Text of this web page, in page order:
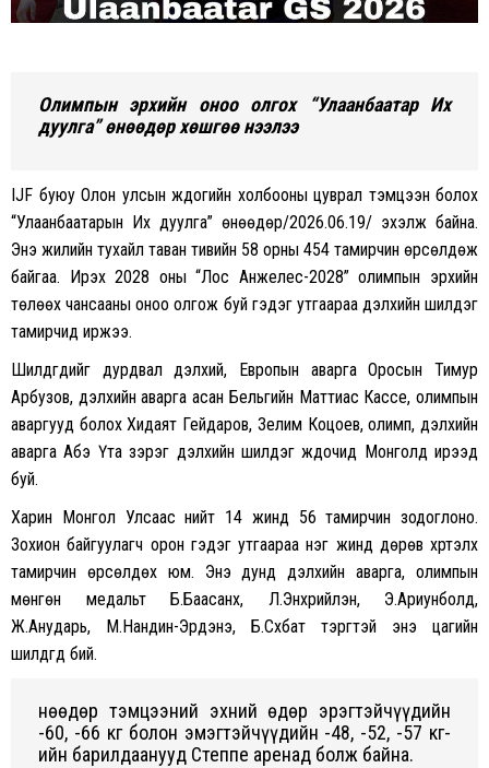
Олимпын эрхийн оноо олгох “Улаанбаатар Их
дуулга” өнөөдөр хөшгөө нээлээ
IJF буюу Олон улсын жүдогийн холбооны цуврал тэмцээн болох
“Улаанбаатарын Их дуулга” өнөөдөр/2026.06.19/ эхэлж байна.
Энэ жилийн тухайл таван тивийн 58 орны 454 тамирчин өрсөлдөж
байгаа. Ирэх 2028 оны “Лос Анжелес-2028” олимпын эрхийн
төлөөх чансааны оноо олгож буй гэдэг утгаараа дэлхийн шилдэг
тамирчид иржээ.
Шилдгүүдийг дурдвал дэлхий, Европын аварга Оросын Тимур
Арбузов, дэлхийн аварга асан Бельгийн Маттиас Кассе, олимпын
аваргууд болох Хидаят Гейдаров, Зелим Коцоев, олимп, дэлхийн
аварга Абэ Үта зэрэг дэлхийн шилдэг жүдочид Монголд ирээд
буй.
Харин Монгол Улсаас нийт 14 жинд 56 тамирчин зодоглоно.
Зохион байгуулагч орон гэдэг утгаараа нэг жинд дөрөв хүртэлх
тамирчин өрсөлдөх юм. Энэ дунд дэлхийн аварга, олимпын
мөнгөн медальт Б.Баасанхүү, Л.Энхрийлэн, Э.Ариунболд,
Ж.Анударь, М.Нандин-Эрдэнэ, Б.Сүхбат тэргүүтэй энэ цагийн
шилдгүүд бий.
Өнөөдөр тэмцээний эхний өдөр эрэгтэйчүүдийн
-60, -66 кг болон эмэгтэйчүүдийн -48, -52, -57 кг-
ийн барилдаанууд Степпе аренад болж байна.